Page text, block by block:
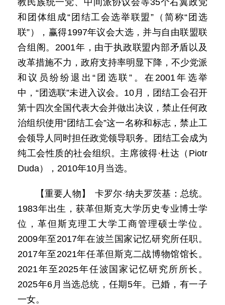
教民族统一党、中间派协议会等35个右翼政党
和团体组成“团结工会选举联盟”（简称“团选
联”），赢得1997年议会大选，并与自由联盟联
合组阁。2001年，由于执政联盟内部矛盾以及
改革措施不力，政府支持率明显下降，不少党派
和议员纷纷退出“团选联”。在2001年选举
中，“团选联”未进入议会。10月，团结工会召开
第十四次全国代表大会并做出决议，禁止任何政
治组织使用“团结工会”这一名称和标志，禁止工
会领导人同时担任政党领导职务。团结工会成为
纯工会性质的社会组织。主席彼得·杜达（Piotr
Duda），2010年10月当选。
【重要人物】 卡罗尔·纳夫罗茨基：总统。
1983年出生，获革但斯克大学历史专业博士学
位，革但斯克理工大学工商管理硕士学位。
2009年至2017年在波兰国家记忆研究所任职。
2017年至2021年任革但斯克二战博物馆馆长。
2021年至2025年任波国家记忆研究所所长。
2025年6月当选总统，任期5年。已婚，有一子
一女。